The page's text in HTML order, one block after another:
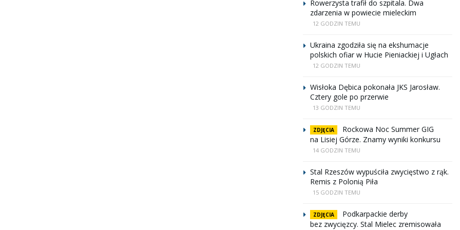
Rowerzysta trafił do szpitala. Dwa
zdarzenia w powiecie mieleckim
12 GODZIN TEMU
Ukraina zgodziła się na ekshumacje
polskich ofiar w Hucie Pieniackiej i Ugłach
12 GODZIN TEMU
Wisłoka Dębica pokonała JKS Jarosław.
Cztery gole po przerwie
13 GODZIN TEMU
ZDJĘCIA
Rockowa Noc Summer GIG
na Lisiej Górze. Znamy wyniki konkursu
14 GODZIN TEMU
Stal Rzeszów wypuściła zwycięstwo z rąk.
Remis z Polonią Piła
15 GODZIN TEMU
ZDJĘCIA
Podkarpackie derby
bez zwycięzcy. Stal Mielec zremisowała